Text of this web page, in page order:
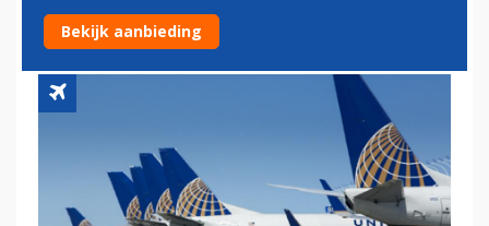
TARIEVEN
Bekijk aanbieding